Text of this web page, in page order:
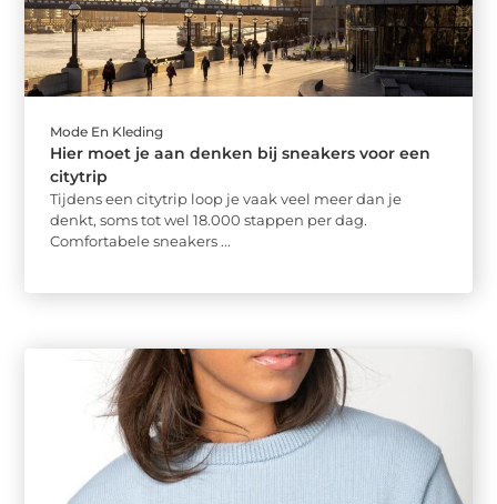
Mode En Kleding
Hier moet je aan denken bij sneakers voor een
citytrip
Tijdens een citytrip loop je vaak veel meer dan je
denkt, soms tot wel 18.000 stappen per dag.
Comfortabele sneakers ...